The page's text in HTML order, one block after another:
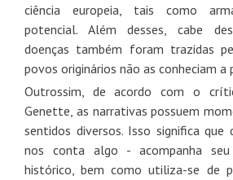
ciência europeia, tais como
potencial. Além desses, cabe
doenças também foram trazidas
povos originários não as conheciam
Outrossim, de acordo com o
Genette, as narrativas possuem
sentidos diversos. Isso significa que
nos conta algo - acompanha
histórico, bem como utiliza-se de